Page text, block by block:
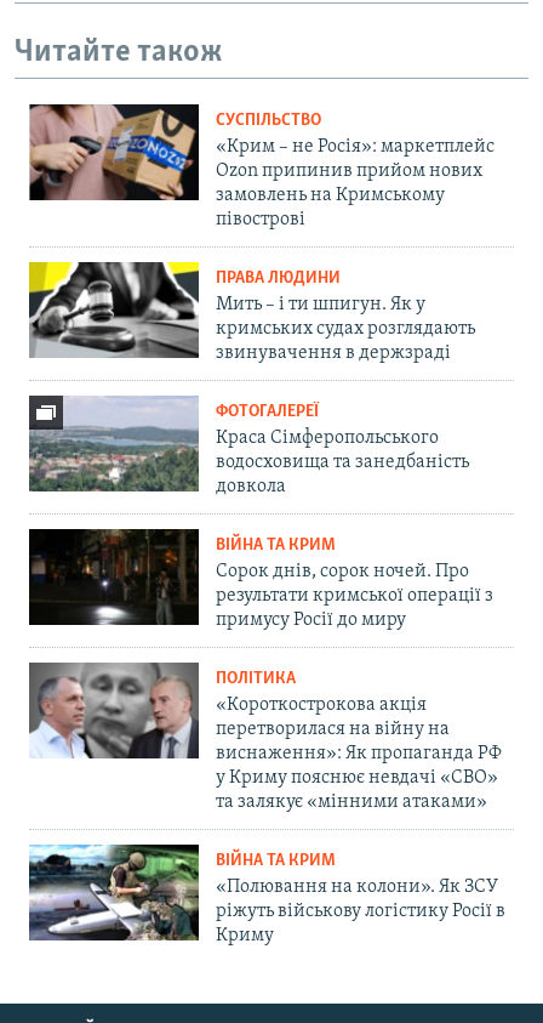
Читайте також
СУСПІЛЬСТВО
«Крим – не Росія»: маркетплейс
Ozon припинив прийом нових
замовлень на Кримському
півострові
ПРАВА ЛЮДИНИ
Мить – і ти шпигун. Як у
кримських судах розглядають
звинувачення в держзраді
ФОТОГАЛЕРЕЇ
Краса Сімферопольського
водосховища та занедбаність
довкола
ВІЙНА ТА КРИМ
Сорок днів, сорок ночей. Про
результати кримської операції з
примусу Росії до миру
ПОЛІТИКА
«Короткострокова акція
перетворилася на війну на
виснаження»: Як пропаганда РФ
у Криму пояснює невдачі «СВО»
та залякує «мінними атаками»
ВІЙНА ТА КРИМ
«Полювання на колони». Як ЗСУ
ріжуть військову логістику Росії в
Криму